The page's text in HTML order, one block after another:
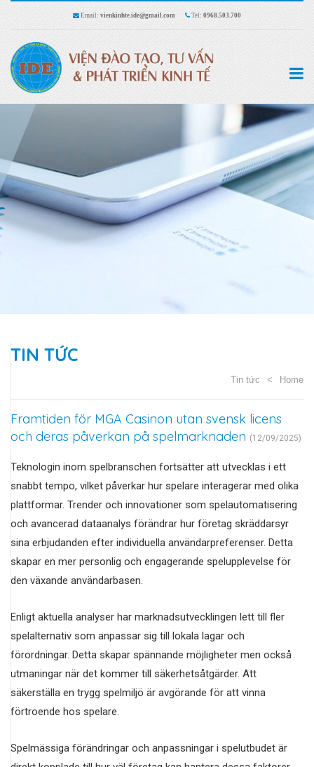
Email: vienkinhte.ide@gmail.com Tel: 0968.503.700
TIN TỨC
Home
Tin tức
Framtiden för MGA Casinon utan svensk licens
och deras påverkan på spelmarknaden (12/09/2025)
Teknologin inom spelbranschen fortsätter att utvecklas i ett
snabbt tempo, vilket påverkar hur spelare interagerar med olika
plattformar. Trender och innovationer som spelautomatisering
och avancerad dataanalys förändrar hur företag skräddarsyr
sina erbjudanden efter individuella användarpreferenser. Detta
skapar en mer personlig och engagerande spelupplevelse för
den växande användarbasen.
Enligt aktuella analyser har marknadsutvecklingen lett till fler
spelalternativ som anpassar sig till lokala lagar och
förordningar. Detta skapar spännande möjligheter men också
utmaningar när det kommer till säkerhetsåtgärder. Att
säkerställa en trygg spelmiljö är avgörande för att vinna
förtroende hos spelare.
Spelmässiga förändringar och anpassningar i spelutbudet är